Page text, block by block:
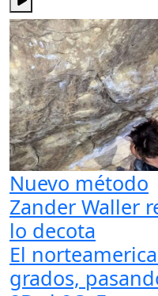
Nuevo método
Zander Waller
lo decota
El
grados,